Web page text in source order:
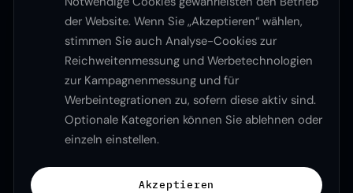
der Website. Wenn Sie „Akzeptieren“ wählen,
stimmen Sie auch Analyse-Cookies zur
Reichweitenmessung und Werbetechnologien
zur Kampagnenmessung und für
Werbeintegrationen zu, sofern diese aktiv sind.
Optionale Kategorien können Sie ablehnen oder
einzeln einstellen.
Akzeptieren